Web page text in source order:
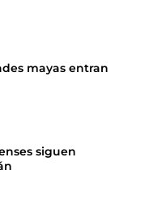
mayas entran
siguen